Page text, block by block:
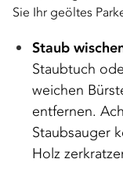
Sie Ihr geöltes
Staub
Staubtuch
weichen
entfernen.
Staubsauger
Holz